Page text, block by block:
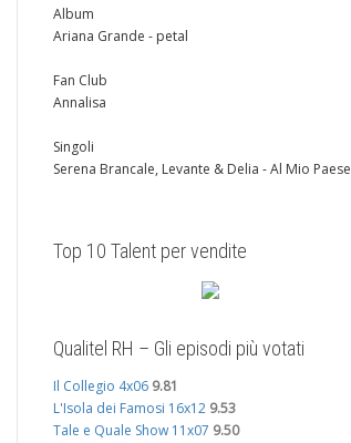
Album
Ariana Grande - petal
Fan Club
Annalisa
Singoli
Serena Brancale, Levante & Delia - Al Mio Paese
Top 10 Talent per vendite
Qualitel RH – Gli episodi più votati
Il Collegio 4x06 9.81
L'Isola dei Famosi 16x12 9.53
Tale e Quale Show 11x07 9.50